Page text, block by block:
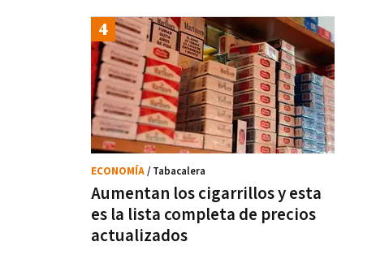
Aumentan los cigarrillos y esta
es la lista completa de precios
actualizados
ECONOMÍA/ Tabacalera